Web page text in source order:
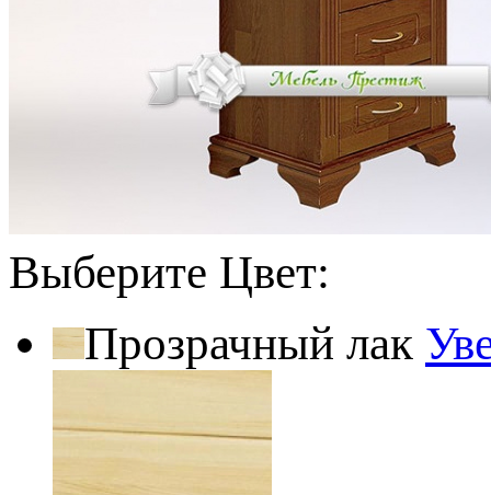
Выберите Цвет:
Прозрачный лак